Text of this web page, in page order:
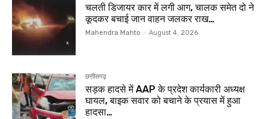
चलती डिजायर कार में लगी आग, चालक समेत दो ने
कूदकर बचाई जान वाहन जलकर राख…
Mahendra Mahto - August 4, 2026
छत्तीसगढ़
सड़क हादसे में AAP के प्रदेश कार्यकारी अध्यक्ष
घायल, बाइक सवार को बचाने के प्रयास में हुआ
हादसा…